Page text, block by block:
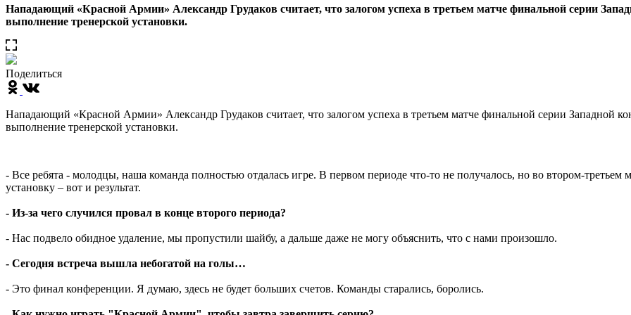
Нападающий «Красной Армии» Александр Грудаков считает, что залогом успеха в третьем матче финальной серии
выполнение тренерской установки.
Поделиться
Нападающий «Красной Армии» Александр Грудаков считает, что залогом успеха в третьем матче финальной серии Западной
выполнение тренерской установки.
- Все ребята - молодцы, наша команда полностью отдалась игре. В первом периоде что-то не получалось, но во втором-
установку – вот и результат.
- Из-за чего случился провал в конце второго периода?
- Нас подвело обидное удаление, мы пропустили шайбу, а дальше даже не могу объяснить, что с нами произошло.
- Сегодня встреча вышла небогатой на голы…
- Это финал конференции. Я думаю, здесь не будет больших счетов. Команды старались, боролись.